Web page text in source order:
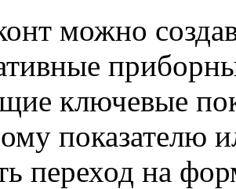
можно
ключевые
показателю
переход на